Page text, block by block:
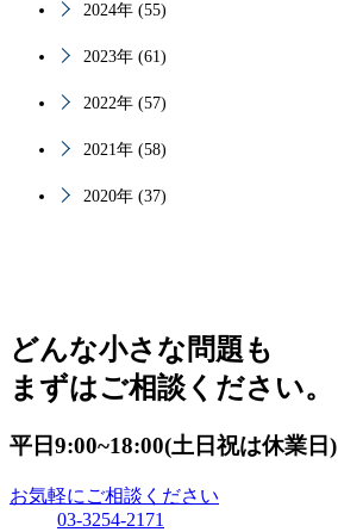
2024年 (55)
2023年 (61)
2022年 (57)
2021年 (58)
2020年 (37)
どんな小さな問題も
まずはご相談ください。
平日9:00~18:00(土日祝は休業日)
お気軽にご相談ください
03-3254-2171